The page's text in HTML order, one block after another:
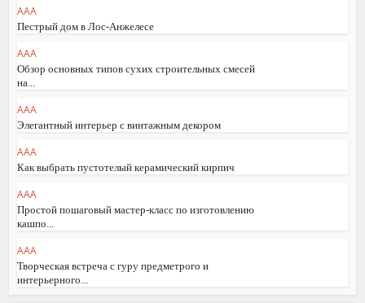
AAA
Пестрый дом в Лос-Анжелесе
AAA
Обзор основных типов сухих строительных смесей
на...
AAA
Элегантный интерьер с винтажным декором
AAA
Как выбрать пустотелый керамический кирпич
AAA
Простой пошаговый мастер-класс по изготовлению
кашпо...
AAA
Творческая встреча с гуру предметрого и
интерьерного...